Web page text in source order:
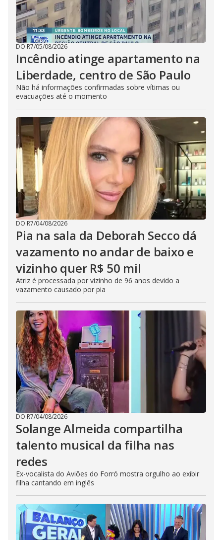
DO R7/05/08/2026
Incêndio atinge apartamento na
Liberdade, centro de São Paulo
Não há informações confirmadas sobre vítimas ou
evacuações até o momento
DO R7/04/08/2026
Pia na sala da Deborah Secco dá
vazamento no andar de baixo e
vizinho quer R$ 50 mil
Atriz é processada por vizinho de 96 anos devido a
vazamento causado por pia
DO R7/04/08/2026
Solange Almeida compartilha
talento musical da filha nas
redes
Ex-vocalista do Aviões do Forró mostra orgulho ao exibir
filha cantando em inglês